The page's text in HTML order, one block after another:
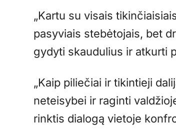
„Kartu su visais
pasyviais stebėtojais, bet
gydyti skaudulius ir atkurti
„Kaip piliečiai ir tikintieji
neteisybei ir raginti
rinktis dialogą vietoje